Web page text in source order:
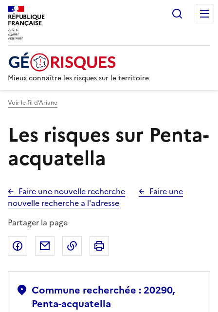
RÉPUBLIQUE
FRANÇAISE
Mieux connaître les risques sur le territoire
Voir le fil d’Ariane
Les risques sur Penta-
acquatella
Faire une nouvelle recherche
Faire une
nouvelle recherche a l'adresse
Partager la page
Partager sur Facebook
Partager par emailCopier dans le presse-papier
Commune recherchée : 20290,
Penta-acquatella